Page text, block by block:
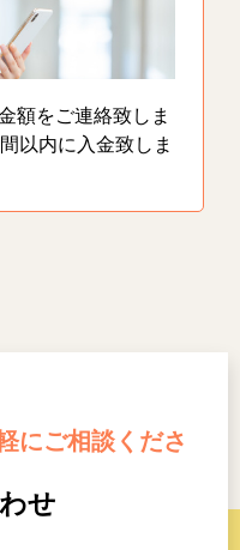
額をご連絡致しま
以内に入金致しま
にご相談くださ
せ